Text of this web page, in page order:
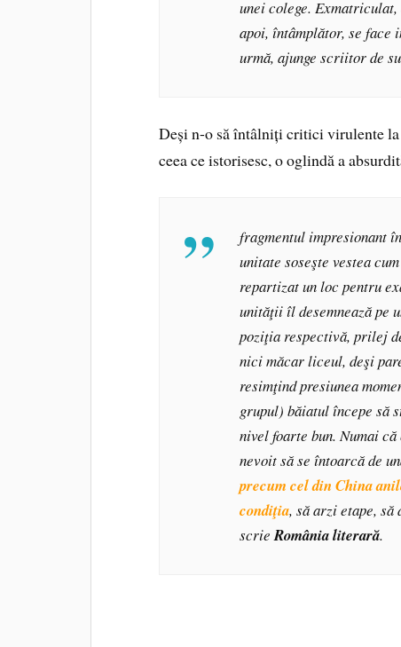
unei colege.
apoi, întâmplător, se face
urmă, ajunge scriitor de
Deși n-o să întâlniți critici virulente la
ceea ce istorisesc, o oglindă a
fragmentul impresionant
unitate soseşte vestea
repartizat un loc pentru
unităţii îl desemnează pe
poziţia respectivă, prilej
nici măcar liceul, deşi
resimţind presiunea
grupul) băiatul începe să
nivel foarte bun. Numai
nevoit să se întoarcă de
precum cel din China
condiţia, să arzi etape,
scrieRomânia literară.